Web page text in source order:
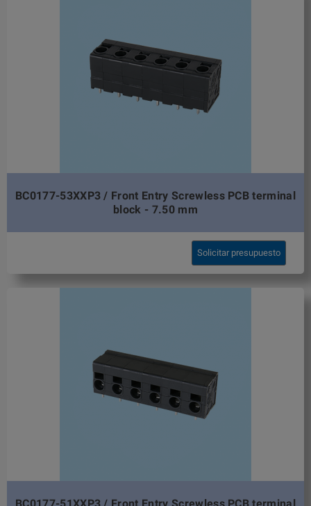
BC0177-53XXP3 / Front Entry Screwless PCB terminal
block - 7.50 mm
Solicitar presupuesto
BC0177-51XXP3 / Front Entry Screwless PCB terminal